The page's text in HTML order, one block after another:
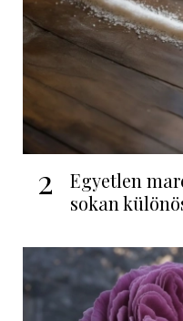
2
Egyetlen
sokan